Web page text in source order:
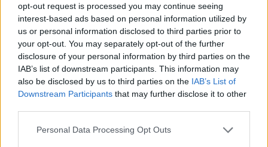
opt-out request is processed you may continue seeing
interest-based ads based on personal information utilized by
us or personal information disclosed to third parties prior to
your opt-out. You may separately opt-out of the further
disclosure of your personal information by third parties on the
IAB’s list of downstream participants. This information may
also be disclosed by us to third parties on the IAB’s List of
Downstream Participants that may further disclose it to other
Personal Data Processing Opt Outs
Πριν 7 ημέρες
Εργασίες ασφαλτόστρωσης σε τρεις οδούς του
Βαρβασίου